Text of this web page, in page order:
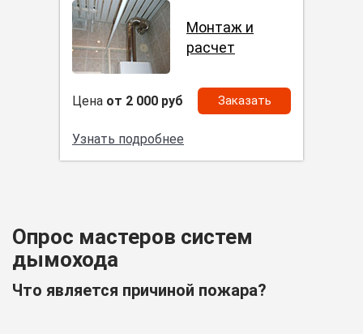
Монтаж и
расчет
Цена от 2 000 руб Заказать
Узнать подробнее
Опрос мастеров систем
дымохода
Что является причиной пожара?